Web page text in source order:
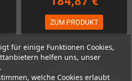
für einige Funktionen Cookies,
helfen uns, unser
welche Cookies erlaubt
ZUM PRODUKT